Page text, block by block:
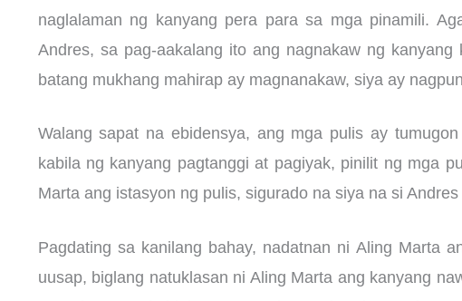
naglalaman ng kanyang pera para sa mga pinamili.
Andres, sa pag-aakalang ito ang nagnakaw ng
batang mukhang mahirap ay magnanakaw, siya ay
Walang sapat na ebidensya, ang mga pulis ay
kabila ng kanyang pagtanggi at pagiyak, pinilit ng mga
Marta ang istasyon ng pulis, sigurado na siya na si
Pagdating sa kanilang bahay, nadatnan ni Aling Marta
uusap, biglang natuklasan ni Aling Marta ang kanyang